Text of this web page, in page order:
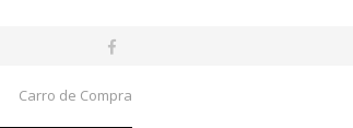
Carro de Compra